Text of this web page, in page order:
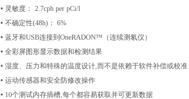
• 灵敏度： 2.7cph per pCi/l
• 不确定性(48h)： 6%
• 蓝牙和USB连接到OneRADON™（连续测氡仪）
• 全彩屏图形显示数据和检测结果
• 湿度、压力和特殊的温度设计,而不是依赖于软件补偿或校准
• 运动传感器和安全防修改操作
• 10个测试内存插槽,每个都容易获取并可更新数据